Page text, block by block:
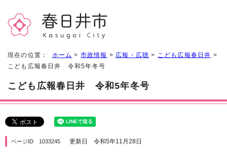
現在の位置： ホーム > 市政情報 > 広報・広聴 > こども広報春日井 >
こども広報春日井 令和5年冬号
こども広報春日井 令和5年冬号
ページID 1033245 更新日 令和5年11月28日